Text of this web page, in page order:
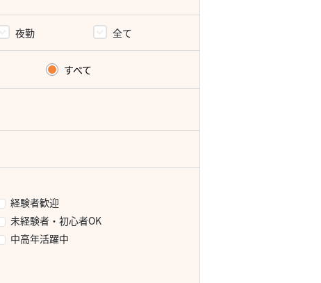
夜勤 全て
すべて
経験者歓迎
未経験者・初心者OK
中高年活躍中